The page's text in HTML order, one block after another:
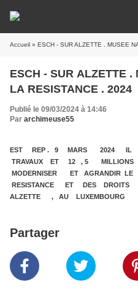
Accueil » ESCH - SUR ALZETTE . MUSEE
ESCH - SUR ALZETTE . MUSEE NATIONAL DE
LA RESISTANCE . 2024
Publié le 09/03/2024 à 14:46
Par archimeuse55
EST REP . 9 MARS 2024
TRAVAUX ET 12 , 5 MILLIONS
MODERNISER ET AGRANDIR
RESISTANCE ET DES
ALZETTE , AU LUXEMBOURG
Partager